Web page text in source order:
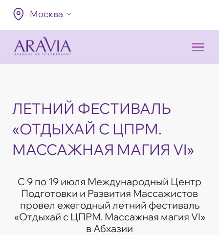
Москва
ЛЕТНИЙ ФЕСТИВАЛЬ
«ОТДЫХАЙ С ЦПРМ.
МАССАЖНАЯ МАГИЯ VI»
С 9 по 19 июля Международный Центр
Подготовки и Развития Массажистов
провел ежегодный летний фестиваль
«Отдыхай с ЦПРМ. Массажная магия VI»
в Абхазии